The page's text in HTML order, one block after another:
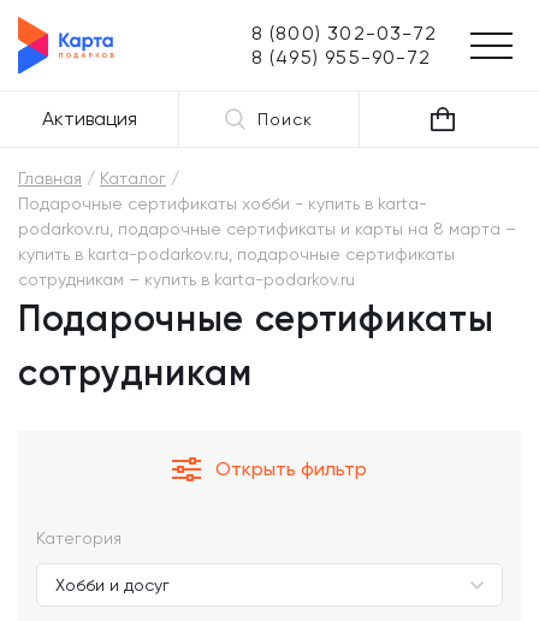
8 (800) 302-03-72
8 (495) 955-90-72
Активация Поиск
Главная
Каталог
Подарочные сертификаты хобби - купить в karta-
podarkov.ru, подарочные сертификаты и карты на 8 марта –
купить в karta-podarkov.ru, подарочные сертификаты
сотрудникам – купить в karta-podarkov.ru
Подарочные сертификаты
сотрудникам
Открыть фильтр
Категория